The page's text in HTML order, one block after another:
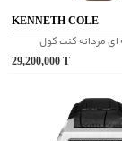
KENNETH COLE
مردانه کنت کول
29,200,000